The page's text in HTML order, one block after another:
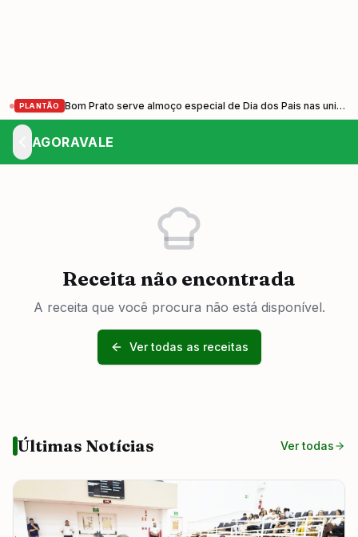
PLANTÃO Bom Prato serve almoço especial de Dia dos Pais nas unidades do Vale do Paraíba nesta sexta-feira (7)
AGORAVALE
Receita não encontrada
A receita que você procura não está disponível.
Ver todas as receitas
Últimas Notícias Ver todas